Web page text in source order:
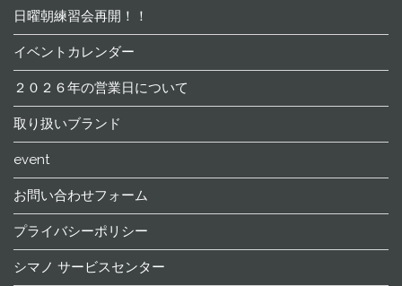
日曜朝練習会再開！！
イベントカレンダー
２０２６年の営業日について
取り扱いブランド
event
お問い合わせフォーム
プライバシーポリシー
シマノ サービスセンター